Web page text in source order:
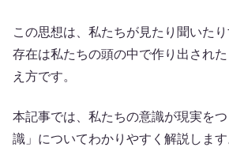
この思想は、私たちが見たり聞いた
存在は私たちの頭の中で作り出され
え方です。
本記事では、私たちの意識が現実を
識」についてわかりやすく解説します